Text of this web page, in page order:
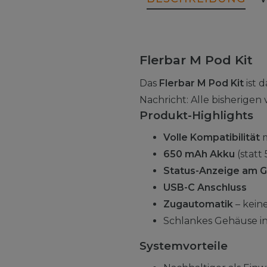
Flerbar M Pod Kit
Das Flerbar M Pod Kitist
Nachricht: Alle
Produkt-Highlights
Volle Kompatibilität
650 mAh Akku (statt
Status-Anzeige am
USB-C Anschluss
Zugautomatik–
Schlankes Gehäuse
Systemvorteile